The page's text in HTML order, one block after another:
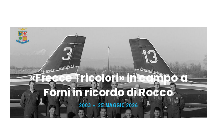
«Frecce Tricolori» in campo a
Forni in ricordo di Rocco
2003 25 MAGGIO 2026